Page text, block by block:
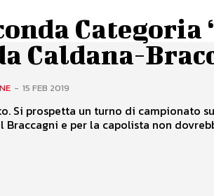
Categoria
Caldana-
- 15 FEB 2019
Si prospetta un turno di campionato
Braccagni e per la capolista non